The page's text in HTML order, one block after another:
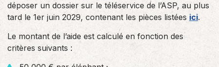
déposer un dossier sur le téléservice de l’ASP, au plus
tard le 1er juin 2029, contenant les pièces listées ici.
Le montant de l’aide est calculé en fonction des
critères suivants :